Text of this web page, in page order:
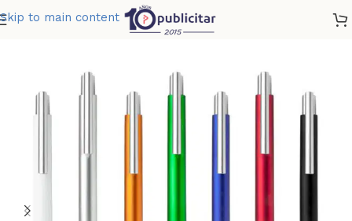
Skip to main content
BOLIGRAFO NEW CASTLE STYLUS